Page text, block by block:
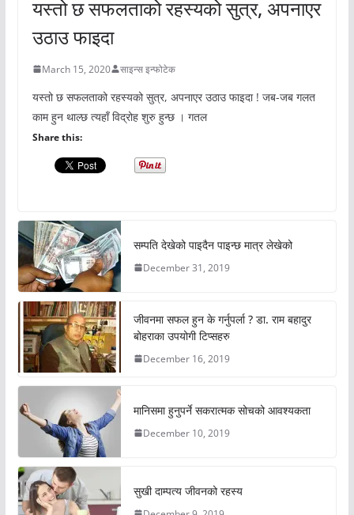
यस्तो छ सफलताको रहस्यको सुत्र, अपनाएर
उठाउ फाइदा
March 15, 2020 साइन्स इन्फोटेक
यस्तो छ सफलताको रहस्यको सुत्र, अपनाएर उठाउ फाइदा ! जब-जब गलत
काम हुन थाल्छ त्यहाँ विद्रोह शुरु हुन्छ । गतल
Share this:
सम्पति देखेको पाइदैन पाइन्छ मात्र लेखेको
December 31, 2019
जीवनमा सफल हुन के गर्नुपर्ला ? डा. राम बहादुर
बोहराका उपयोगी टिप्सहरु
December 16, 2019
मानिसमा हुनुपर्ने सकरात्मक सोचको आवश्यकता
December 10, 2019
सुखी दाम्पत्य जीवनको रहस्य